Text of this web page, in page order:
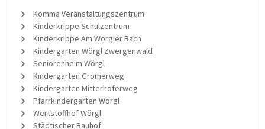
Komma Veranstaltungszentrum
Kinderkrippe Schulzentrum
Kinderkrippe Am Wörgler Bach
Kindergarten Wörgl Zwergenwald
Seniorenheim Wörgl
Kindergarten Grömerweg
Kindergarten Mitterhoferweg
Pfarrkindergarten Wörgl
Wertstoffhof Wörgl
Städtischer Bauhof